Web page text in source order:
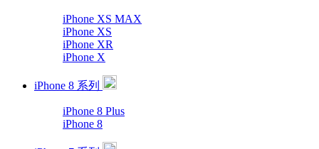
iPhone XS MAX
iPhone XS
iPhone XR
iPhone X
iPhone 8 系列
iPhone 8 Plus
iPhone 8